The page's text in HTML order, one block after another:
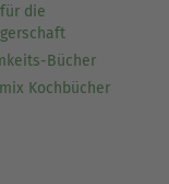
die
Bücher
Kochbücher